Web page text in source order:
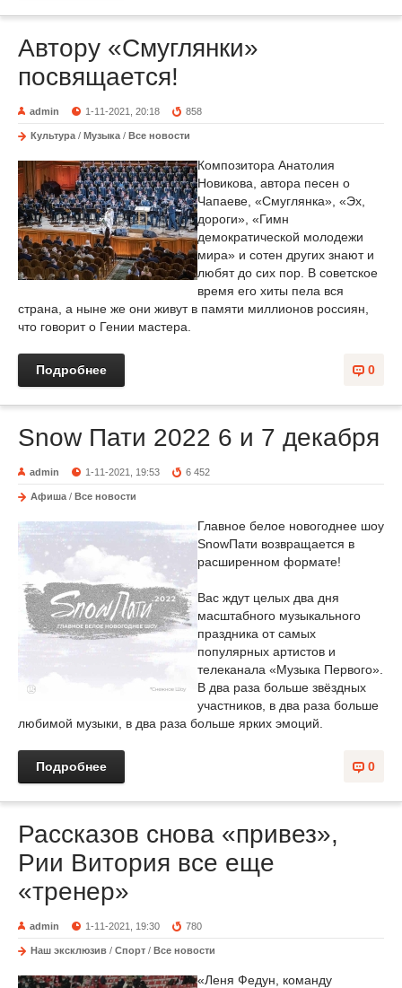
Автору «Смуглянки»
посвящается!
admin 1-11-2021, 20:18 858
Культура / Музыка / Все новости
Композитора Анатолия
Новикова, автора песен о
Чапаеве, «Смуглянка», «Эх,
дороги», «Гимн
демократической молодежи
мира» и сотен других знают и
любят до сих пор. В советское
время его хиты пела вся
страна, а ныне же они живут в памяти миллионов россиян,
что говорит о Гении мастера.
0
Подробнее
Snow Пати 2022 6 и 7 декабря
admin 1-11-2021, 19:53 6 452
Афиша / Все новости
Главное белое новогоднее шоу
SnowПати возвращается в
расширенном формате!
Вас ждут целых два дня
масштабного музыкального
праздника от самых
популярных артистов и
телеканала «Музыка Первого».
В два раза больше звёздных
участников, в два раза больше
любимой музыки, в два раза больше ярких эмоций.
0
Подробнее
Рассказов снова «привез»,
Рии Витория все еще
«тренер»
admin 1-11-2021, 19:30 780
Наш эксклюзив / Спорт / Все новости
«Леня Федун, команду